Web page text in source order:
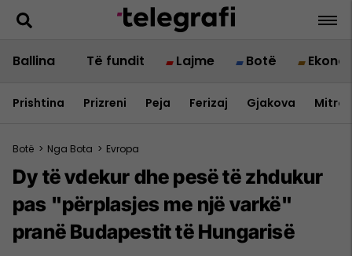
Ballina Të fundit Lajme Botë
Prishtina Prizreni Peja Ferizaj Gjakova
Botë > Nga Bota > Evropa
Dy të vdekur dhe pesë të zhdukur
pas "përplasjes me një varkë"
pranë Budapestit të Hungarisë